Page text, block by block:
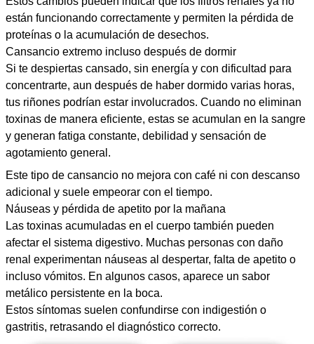
están funcionando correctamente y permiten la pérdida de
proteínas o la acumulación de desechos.
Cansancio extremo incluso después de dormir
Si te despiertas cansado, sin energía y con dificultad para
concentrarte, aun después de haber dormido varias horas,
tus riñones podrían estar involucrados. Cuando no eliminan
toxinas de manera eficiente, estas se acumulan en la sangre
y generan fatiga constante, debilidad y sensación de
agotamiento general.
Este tipo de cansancio no mejora con café ni con descanso
adicional y suele empeorar con el tiempo.
Náuseas y pérdida de apetito por la mañana
Las toxinas acumuladas en el cuerpo también pueden
afectar el sistema digestivo. Muchas personas con daño
renal experimentan náuseas al despertar, falta de apetito o
incluso vómitos. En algunos casos, aparece un sabor
metálico persistente en la boca.
Estos síntomas suelen confundirse con indigestión o
gastritis, retrasando el diagnóstico correcto.